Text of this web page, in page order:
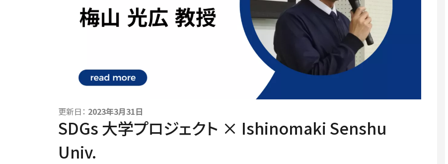
更新日： 2023年3月31日
SDGs 大学プロジェクト × Ishinomaki Senshu
Univ.